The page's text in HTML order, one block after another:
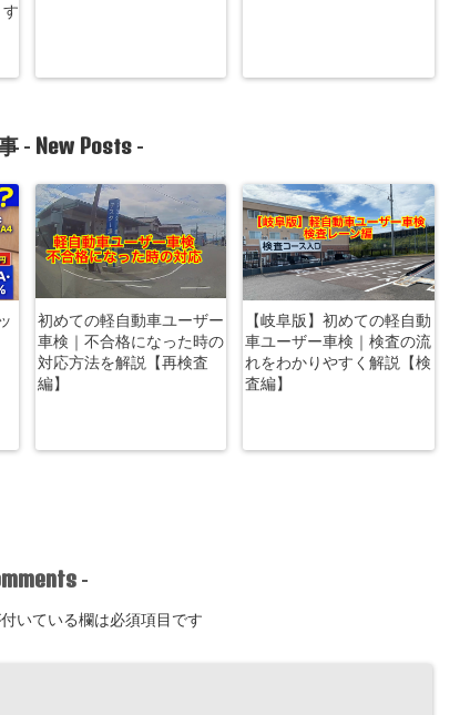
- New Posts -
初めての軽自動車ユーザー
車検｜不合格になった時の
対応方法を解説【再検査
編】
【岐阜版】初めての軽自動
車ユーザー車検｜検査の流
れをわかりやすく解説【検
査編】
-
いている欄は必須項目です